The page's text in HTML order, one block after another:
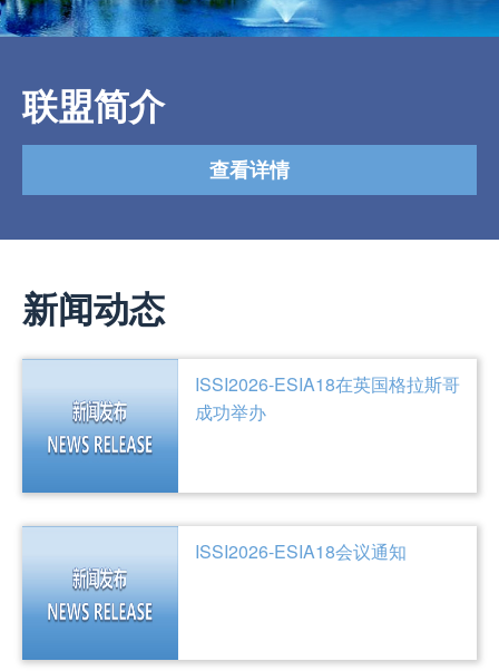
联盟简介
查看详情
新闻动态
ISSI2026-ESIA18在英国格拉斯哥
成功举办
ISSI2026-ESIA18会议通知